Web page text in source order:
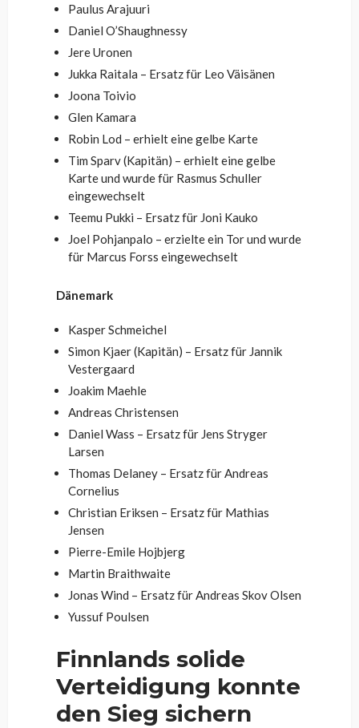
Paulus Arajuuri
Daniel O’Shaughnessy
Jere Uronen
Jukka Raitala – Ersatz für Leo Väisänen
Joona Toivio
Glen Kamara
Robin Lod – erhielt eine gelbe Karte
Tim Sparv (Kapitän) – erhielt eine gelbe
Karte und wurde für Rasmus Schuller
eingewechselt
Teemu Pukki – Ersatz für Joni Kauko
Joel Pohjanpalo – erzielte ein Tor und wurde
für Marcus Forss eingewechselt
Dänemark
Kasper Schmeichel
Simon Kjaer (Kapitän) – Ersatz für Jannik
Vestergaard
Joakim Maehle
Andreas Christensen
Daniel Wass – Ersatz für Jens Stryger
Larsen
Thomas Delaney – Ersatz für Andreas
Cornelius
Christian Eriksen – Ersatz für Mathias
Jensen
Pierre-Emile Hojbjerg
Martin Braithwaite
Jonas Wind – Ersatz für Andreas Skov Olsen
Yussuf Poulsen
Finnlands solide
Verteidigung konnte
den Sieg sichern